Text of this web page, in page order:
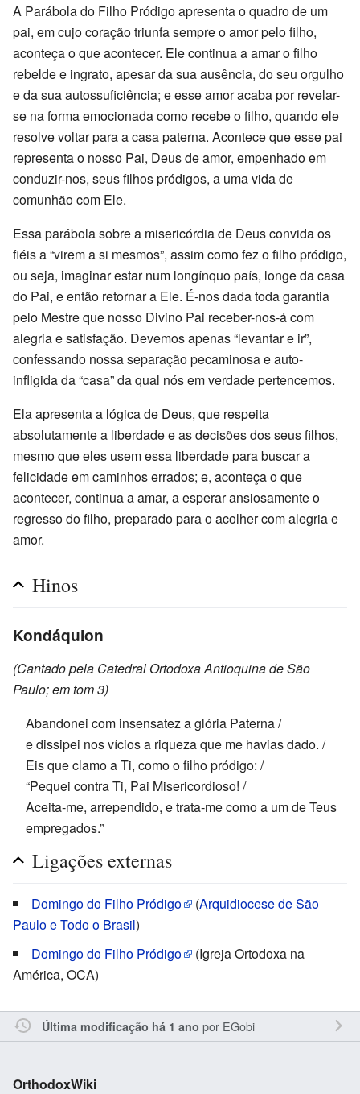
A Parábola do Filho Pródigo apresenta o quadro de um
pai, em cujo coração triunfa sempre o amor pelo filho,
aconteça o que acontecer. Ele continua a amar o filho
rebelde e ingrato, apesar da sua ausência, do seu orgulho
e da sua autossuficiência; e esse amor acaba por revelar-
se na forma emocionada como recebe o filho, quando ele
resolve voltar para a casa paterna. Acontece que esse pai
representa o nosso Pai, Deus de amor, empenhado em
conduzir-nos, seus filhos pródigos, a uma vida de
comunhão com Ele.
Essa parábola sobre a misericórdia de Deus convida os
fiéis a “virem a si mesmos”, assim como fez o filho pródigo,
ou seja, imaginar estar num longínquo país, longe da casa
do Pai, e então retornar a Ele. É-nos dada toda garantia
pelo Mestre que nosso Divino Pai receber-nos-á com
alegria e satisfação. Devemos apenas “levantar e ir”,
confessando nossa separação pecaminosa e auto-
infligida da “casa” da qual nós em verdade pertencemos.
Ela apresenta a lógica de Deus, que respeita
absolutamente a liberdade e as decisões dos seus filhos,
mesmo que eles usem essa liberdade para buscar a
felicidade em caminhos errados; e, aconteça o que
acontecer, continua a amar, a esperar ansiosamente o
regresso do filho, preparado para o acolher com alegria e
amor.
Hinos
Kondáquion
(Cantado pela Catedral Ortodoxa Antioquina de São
Paulo; em tom 3)
Abandonei com insensatez a glória Paterna /
e dissipei nos vícios a riqueza que me havias dado. /
Eis que clamo a Ti, como o filho pródigo: /
“Pequei contra Ti, Pai Misericordioso! /
Aceita-me, arrependido, e trata-me como a um de Teus
empregados.”
Ligações externas
Domingo do Filho Pródigo (Arquidiocese de São
Paulo e Todo o Brasil)
Domingo do Filho Pródigo
(Igreja Ortodoxa na
América, OCA)
Última modificação há 1 ano por EGobi
OrthodoxWiki